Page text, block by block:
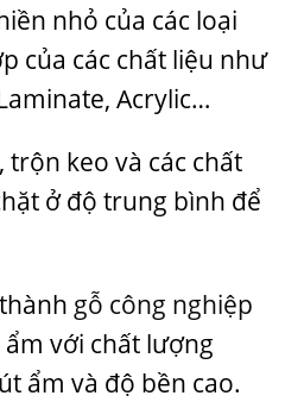
nhỏ của các loại
của các chất liệu như
Acrylic…
trộn keo và các chất
ở độ trung bình để
gỗ công nghiệp
với chất lượng
ẩm và độ bền cao.